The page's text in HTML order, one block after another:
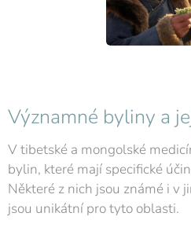
Významné byliny a
V tibetské a mongolské
bylin, které mají specifické
Některé z nich jsou známé i v
jsou unikátní pro tyto oblasti.